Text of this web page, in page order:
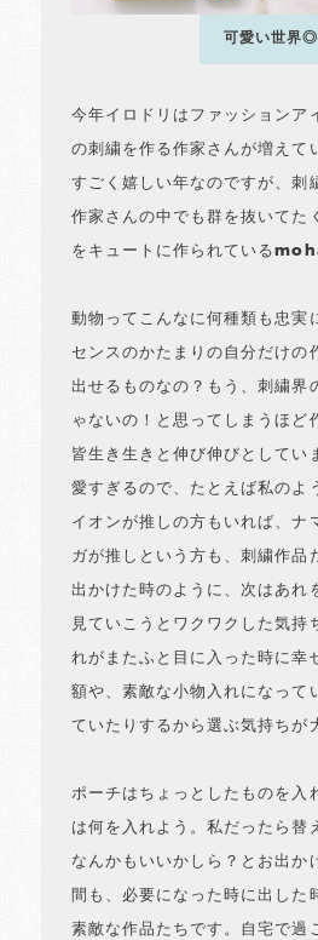
可愛い世界◎
今年イロドリはファッションア
の刺繍を作る作家さんが増えて
すごく嬉しい年なのですが、刺
作家さんの中でも群を抜いてた
をキュートに作られている
動物ってこんなに何種類も忠実
センスのかたまりの自分だけの
出せるものなの？もう、刺繍界
ゃないの！と思ってしまうほど
皆生き生きと伸び伸びとしてい
愛すぎるので、たとえば私のよ
イオンが推しの方もいれば、ナ
ガが推しという方も、刺繍作品
出かけた時のように、次はあれ
見ていこうとワクワクした気持
れがまたふと目に入った時に幸
額や、素敵な小物入れになって
ていたりするから選ぶ気持ちが
ポーチはちょっとしたものを入
は何を入れよう。私だったら替
なんかもいいかしら？とお出か
間も、必要になった時に出した
素敵な作品たちです。自宅で過